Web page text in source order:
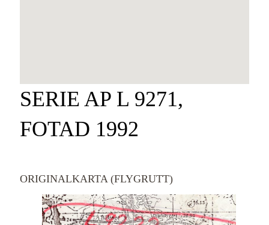
SERIE AP L 9271,
FOTAD 1992
ORIGINALKARTA (FLYGRUTT)